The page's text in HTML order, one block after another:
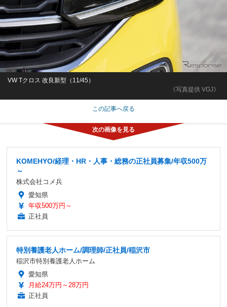
《写真提供 VGJ》
VW Tクロス 改良新型（11/45）
この記事へ戻る
KOMEHYO/経理・HR・人事・総務の正社員募集/年収500万
～
株式会社コメ兵
愛知県
年収500万円～
正社員
特別養護老人ホーム/調理師/正社員/稲沢市
稲沢市特別養護老人ホーム
愛知県
月給24万円～28万円
正社員